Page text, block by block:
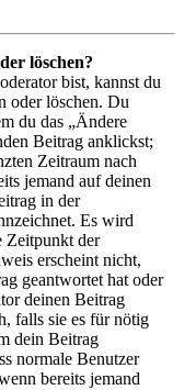
löschen?
bist, kannst du
oder löschen. Du
du das „Ändere
Beitrag anklickst;
Zeitraum nach
jemand auf deinen
in der
Es wird
Zeitpunkt der
erscheint nicht,
geantwortet hat oder
deinen Beitrag
falls sie es für nötig
dein Beitrag
normale Benutzer
bereits jemand